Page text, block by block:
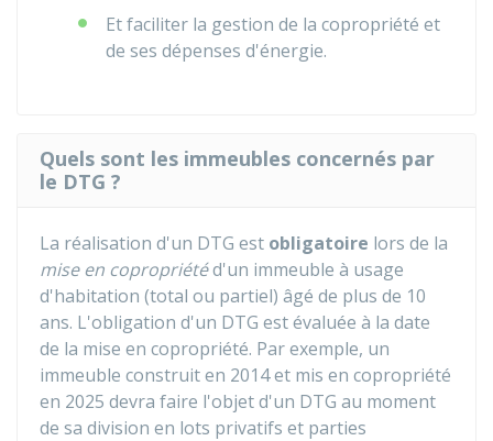
Et faciliter la gestion de la copropriété et
de ses dépenses d'énergie.
Quels sont les immeubles concernés par
le DTG ?
La réalisation d'un DTG est obligatoire lors de la
mise en copropriétéd'un immeuble à usage
d'habitation (total ou partiel) âgé de plus de 10
ans. L'obligation d'un DTG est évaluée à la date
de la mise en copropriété. Par exemple, un
immeuble construit en 2014 et mis en copropriété
en 2025 devra faire l'objet d'un DTG au moment
de sa division en lots privatifs et parties